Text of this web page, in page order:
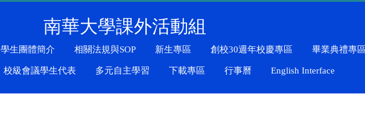
南華大學課外活動組
學生團體簡介 相關法規與SOP 新生專區 創校30週年校慶專區 畢業典禮專區
校級會議學生代表 多元自主學習 下載專區 行事曆 English Interface